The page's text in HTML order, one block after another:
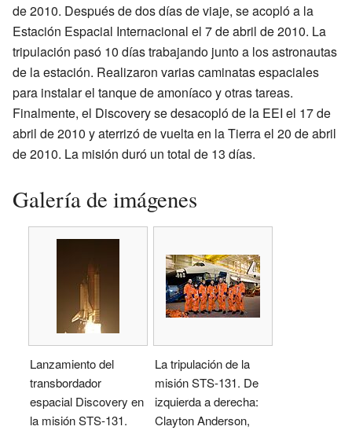
de 2010. Después de dos días de viaje, se acopló a la
Estación Espacial Internacional el 7 de abril de 2010. La
tripulación pasó 10 días trabajando junto a los astronautas
de la estación. Realizaron varias caminatas espaciales
para instalar el tanque de amoníaco y otras tareas.
Finalmente, el Discovery se desacopló de la EEI el 17 de
abril de 2010 y aterrizó de vuelta en la Tierra el 20 de abril
de 2010. La misión duró un total de 13 días.
Galería de imágenes
Lanzamiento del
transbordador
espacial Discovery en
la misión STS-131.
La tripulación de la
misión STS-131. De
izquierda a derecha:
Clayton Anderson,